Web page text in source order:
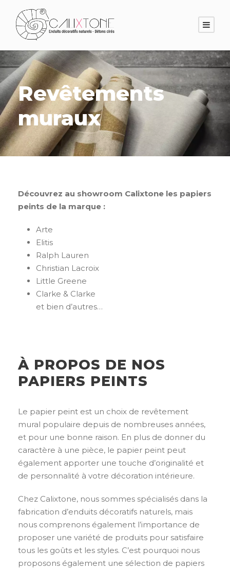
Revêtements
muraux
Découvrez au showroom Calixtone les papiers
peints de la marque :
Arte
Elitis
Ralph Lauren
Christian Lacroix
Little Greene
Clarke & Clarke
et bien d’autres…
À PROPOS DE NOS
PAPIERS PEINTS
Le papier peint est un choix de revêtement
mural populaire depuis de nombreuses années,
et pour une bonne raison. En plus de donner du
caractère à une pièce, le papier peint peut
également apporter une touche d’originalité et
de personnalité à votre décoration intérieure.
Chez Calixtone, nous sommes spécialisés dans la
fabrication d’enduits décoratifs naturels, mais
nous comprenons également l’importance de
proposer une variété de produits pour satisfaire
tous les goûts et les styles. C’est pourquoi nous
proposons également une sélection de papiers